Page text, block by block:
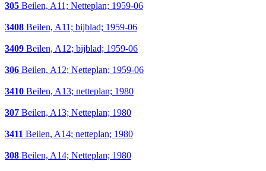
305 Beilen, A11; Netteplan; 1959-06
3408 Beilen, A11; bijblad; 1959-06
3409 Beilen, A12; bijblad; 1959-06
306 Beilen, A12; Netteplan; 1959-06
3410 Beilen, A13; netteplan; 1980
307 Beilen, A13; Netteplan; 1980
3411 Beilen, A14; netteplan; 1980
308 Beilen, A14; Netteplan; 1980